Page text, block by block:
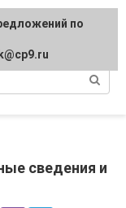
сведения и
по